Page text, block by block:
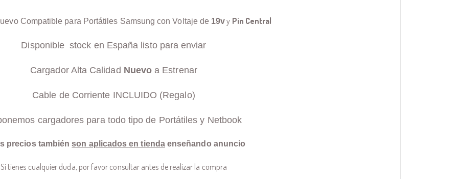
Compatible para Portátiles Samsung con Voltaje de 19v y Pin Central
Disponible stock en España listo para enviar
Cargador Alta Calidad Nuevo a Estrenar
Cable de Corriente INCLUIDO (Regalo)
cargadores para todo tipo de Portátiles y Netbook
precios también son aplicados en tienda enseñando anuncio
Si tienes cualquier duda, por favor consultar antes de realizar la compra